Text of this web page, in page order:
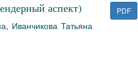
аспект)
, Иванчикова Татьяна
PDF